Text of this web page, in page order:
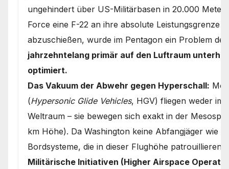
ungehindert über US-Militärbasen in 20.000
Force eine F-22 an ihre absolute Leistungsgrenze
abzuschießen, wurde im Pentagon ein Problem
jahrzehntelang primär auf den Luftraum
optimiert.
Das Vakuum der Abwehr gegen Hyperschall:
(Hypersonic Glide Vehicles, HGV) fliegen weder im
Weltraum – sie bewegen sich exakt in der
km Höhe). Da Washington keine Abfangjäger wie
Bordsysteme, die in dieser Flughöhe patrouillieren
Militärische Initiativen (Higher Airspace